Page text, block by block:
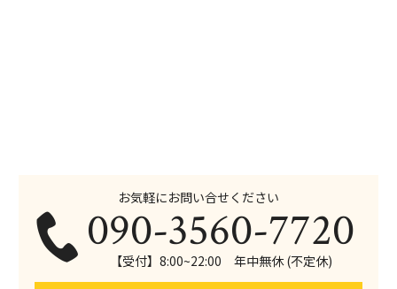
お気軽にお問い合せください
090-3560-7720
【受付】8:00~22:00 年中無休 (不定休)